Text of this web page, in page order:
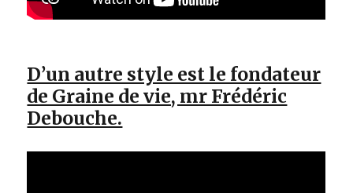
D’un autre style est le fondateur
de Graine de vie, mr Frédéric
Debouche.